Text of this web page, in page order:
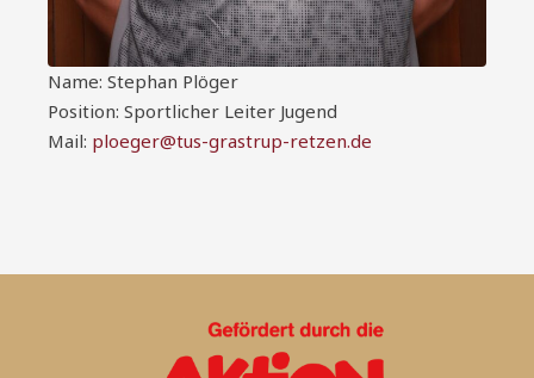
Name: Stephan Plöger
Position: Sportlicher Leiter Jugend
Mail: ploeger@tus-grastrup-retzen.de